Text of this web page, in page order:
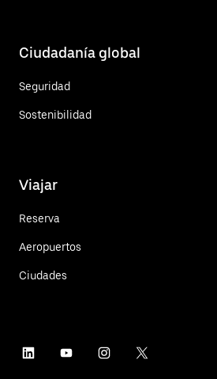
Ciudadanía global
Seguridad
Sostenibilidad
Viajar
Reserva
Aeropuertos
Ciudades